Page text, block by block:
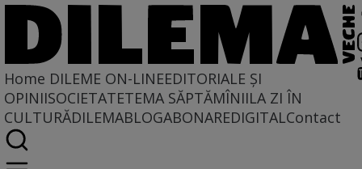
Home DILEME ON-LINEEDITORIALE ȘI
OPINIISOCIETATETEMA SĂPTĂMÎNIILA ZI ÎN
CULTURĂDILEMABLOGABONAREDIGITALContact
Home